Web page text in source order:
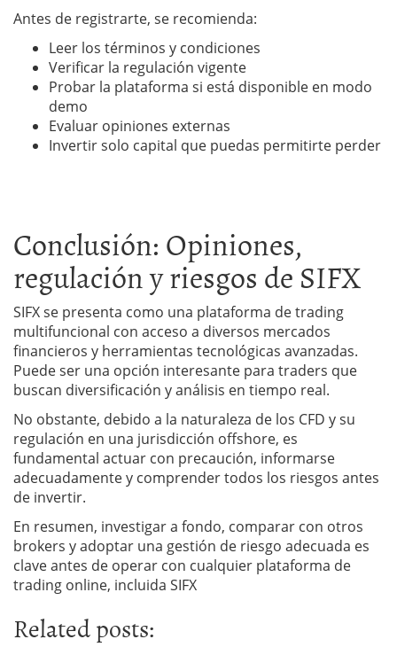
Antes de registrarte, se recomienda:
Leer los términos y condiciones
Verificar la regulación vigente
Probar la plataforma si está disponible en modo
demo
Evaluar opiniones externas
Invertir solo capital que puedas permitirte perder
Conclusión: Opiniones,
regulación y riesgos de SIFX
SIFX se presenta como una plataforma de trading
multifuncional con acceso a diversos mercados
financieros y herramientas tecnológicas avanzadas.
Puede ser una opción interesante para traders que
buscan diversificación y análisis en tiempo real.
No obstante, debido a la naturaleza de los CFD y su
regulación en una jurisdicción offshore, es
fundamental actuar con precaución, informarse
adecuadamente y comprender todos los riesgos antes
de invertir.
En resumen, investigar a fondo, comparar con otros
brokers y adoptar una gestión de riesgo adecuada es
clave antes de operar con cualquier plataforma de
trading online, incluida SIFX
Related posts: